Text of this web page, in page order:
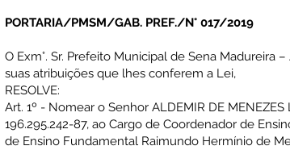
PORTARIA/PMSM/GAB. PREF./N° 017/2019
O Exm°. Sr. Prefeito Municipal de Sena Madureira
suas atribuições que lhes conferem a Lei,
RESOLVE:
Art. 1º - Nomear o Senhor ALDEMIR DE MENEZES
196.295.242-87, ao Cargo de Coordenador de
de Ensino Fundamental Raimundo Hermínio de